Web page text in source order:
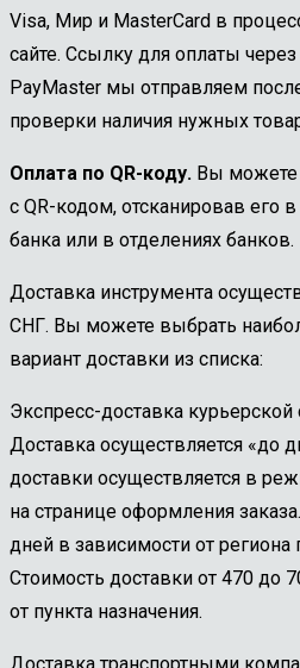
Visa, Мир и MasterCard в
сайте. Ссылку для оплаты
PayMaster мы отправляем
проверки наличия нужных
Оплата по QR-коду. Вы можете
с QR-кодом, отсканировав
банка или в отделениях банков.
Доставка инструмента
СНГ. Вы можете выбрать
вариант доставки из списка:
Экспресс-доставка
Доставка осуществляется «до
доставки осуществляется в
на странице оформления
дней в зависимости от региона
Стоимость доставки от 470 до
от пункта назначения.
Доставка транспортными